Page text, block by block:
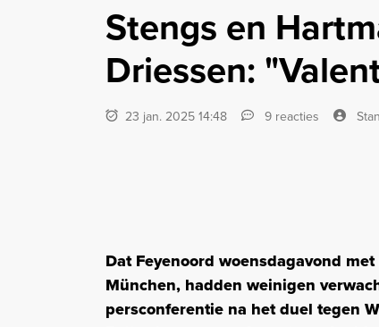
Stengs en
Driessen:
23 jan. 2025 14:48 9 reacties Stan
Dat Feyenoord woensdagavond
München, hadden weinigen
persconferentie na het duel tegen